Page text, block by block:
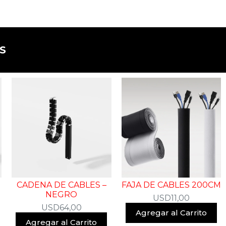
CADENA DE CABLES –
NEGRO
USD64,00
Agregar al Carrito
FAJA DE CABLES 200CM
USD11,00
Agregar al Carrito